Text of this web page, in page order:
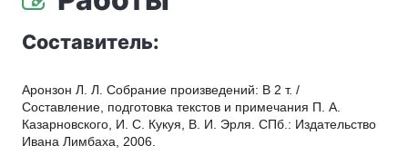
Составитель:
Аронзон Л. Л. Собрание произведений: В 2 т. /
Составление, подготовка текстов и примечания П. А.
Казарновского, И. С. Кукуя, В. И. Эрля. СПб.: Издательство
Ивана Лимбаха, 2006.